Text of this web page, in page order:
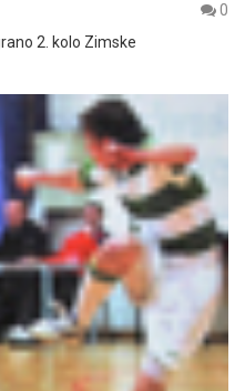
0
2. kolo Zimske